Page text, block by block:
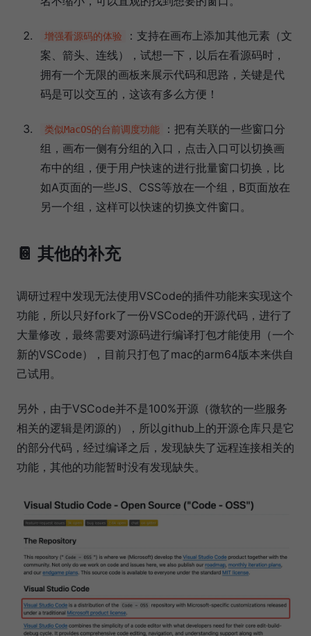
增强看源码的体验
：支持在画布上添加其他元素（文
案、箭头、连线），试想一下，以后在看源码时，
拥有一个无限的画板来展示代码和思路，关键是代
码是可以交互的，这该有多么方便！
类似MacOS的台前调度功能
：把有关联的一些窗口分
组，画布一侧有分组的入口，点击入口可以切换画
布中的组，便于用户快速的进行批量窗口切换，比
如A页面的一些JS、CSS等放在一个组，B页面放在
另一个组，这样可以快速的切换文件窗口。
📔 其他的补充
调研过程中发现无法使用VSCode的插件功能来实现这个
功能，所以只好fork了一份VSCode的开源代码，进行了
大量修改，最终需要对源码进行编译打包才能使用（一个
新的VSCode），目前只打包了mac的arm64版本来供自
己试用。
另外，由于VSCode并不是100%开源（微软的一些服务
相关的逻辑是闭源的），所以github上的开源仓库只是它
的部分代码，经过编译之后，发现缺失了远程连接相关的
功能，其他的功能暂时没有发现缺失。